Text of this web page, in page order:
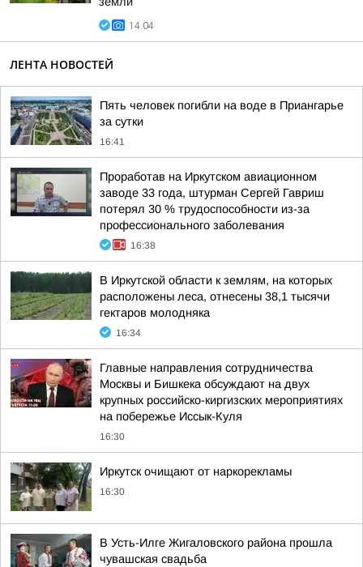
14:04
ЛЕНТА НОВОСТЕЙ
Пять человек погибли на воде в Приангарье
за сутки
16:41
Проработав на Иркутском авиационном
заводе 33 года, штурман Сергей Гавриш
потерял 30 % трудоспособности из-за
профессионального заболевания
16:38
В Иркутской области к землям, на которых
расположены леса, отнесены 38,1 тысячи
гектаров молодняка
16:34
Главные направления сотрудничества
Москвы и Бишкека обсуждают на двух
крупных российско-киргизских мероприятиях
на побережье Иссык-Куля
16:30
Иркутск очищают от наркорекламы
16:30
В Усть-Илге Жигаловского района прошла
чувашская свадьба